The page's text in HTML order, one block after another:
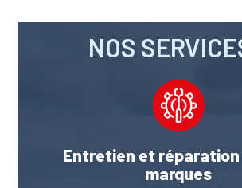
NOS
Entretien et
marques